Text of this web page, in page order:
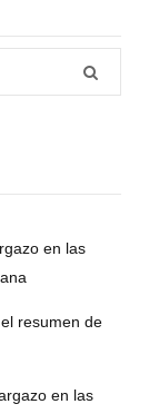
en las
resumen de
en las